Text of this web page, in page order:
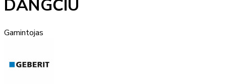
DANGČIU
Gamintojas